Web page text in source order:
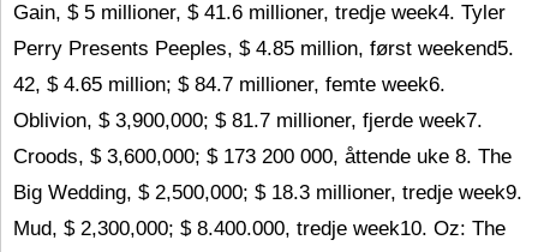
Gain, $ 5 millioner, $ 41.6 millioner, tredje week4. Tyler
Perry Presents Peeples, $ 4.85 million, først weekend5.
42, $ 4.65 million; $ 84.7 millioner, femte week6.
Oblivion, $ 3,900,000; $ 81.7 millioner, fjerde week7.
Croods, $ 3,600,000; $ 173 200 000, åttende uke 8. The
Big Wedding, $ 2,500,000; $ 18.3 millioner, tredje week9.
Mud, $ 2,300,000; $ 8.400.000, tredje week10. Oz: The